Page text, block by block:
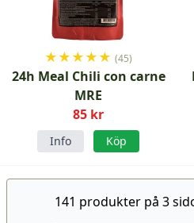
★★★★★ (45)
24h Meal Chili con carne
MRE
85 kr
Info Köp
141 produkter på 3